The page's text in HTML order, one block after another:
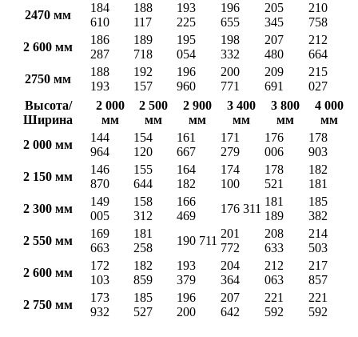
2470 мм
184
610
188
117
193
225
196
655
205
345
210
758
2 600 мм
186
287
189
718
195
054
198
332
207
480
212
664
2750 мм
188
193
192
157
196
960
200
771
209
691
215
027
Высота/
Ширина
2 000
мм
2 500
мм
2 900
мм
3 400
мм
3 800
мм
4 000
мм
2 000 мм
144
964
154
120
161
667
171
279
176
006
178
903
2 150 мм
146
870
155
644
164
182
174
100
178
521
182
181
2 300 мм
149
005
158
312
166
469
176 311
181
189
185
382
2 550 мм
169
663
181
258
190 711
201
772
208
633
214
503
2 600 мм
172
103
182
859
193
379
204
364
212
063
217
857
2 750 мм
173
932
185
527
196
200
207
642
221
592
221
592